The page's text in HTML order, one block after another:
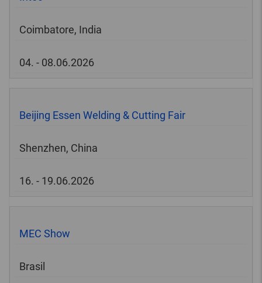
Coimbatore, India
04. - 08.06.2026
Beijing Essen Welding & Cutting Fair
Shenzhen, China
16. - 19.06.2026
MEC Show
Brasil